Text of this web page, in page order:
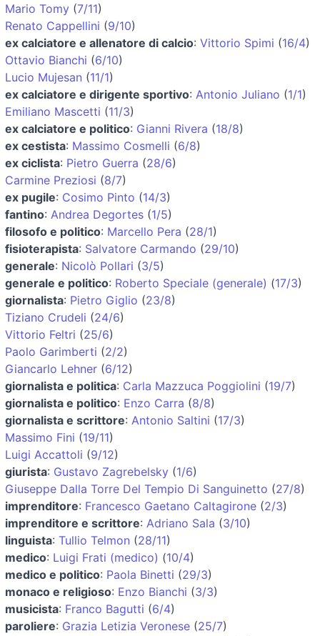
Mario Tomy (7/11)
Renato Cappellini (9/10)
ex calciatore e allenatore di calcio: Vittorio Spimi (16/4)
Ottavio Bianchi (6/10)
Lucio Mujesan (11/1)
ex calciatore e dirigente sportivo: Antonio Juliano (1/1)
Emiliano Mascetti (11/3)
ex calciatore e politico: Gianni Rivera (18/8)
ex cestista: Massimo Cosmelli (6/8)
ex ciclista: Pietro Guerra (28/6)
Carmine Preziosi (8/7)
ex pugile: Cosimo Pinto (14/3)
fantino: Andrea Degortes (1/5)
filosofo e politico: Marcello Pera (28/1)
fisioterapista: Salvatore Carmando (29/10)
generale: Nicolò Pollari (3/5)
generale e politico: Roberto Speciale (generale) (17/3)
giornalista: Pietro Giglio (23/8)
Tiziano Crudeli (24/6)
Vittorio Feltri (25/6)
Paolo Garimberti (2/2)
Giancarlo Lehner (6/12)
giornalista e politica: Carla Mazzuca Poggiolini (19/7)
giornalista e politico: Enzo Carra (8/8)
giornalista e scrittore: Antonio Saltini (17/3)
Massimo Fini (19/11)
Luigi Accattoli (9/12)
giurista: Gustavo Zagrebelsky (1/6)
Giuseppe Dalla Torre Del Tempio Di Sanguinetto (27/8)
imprenditore: Francesco Gaetano Caltagirone (2/3)
imprenditore e scrittore: Adriano Sala (3/10)
linguista: Tullio Telmon (28/11)
medico: Luigi Frati (medico) (10/4)
medico e politico: Paola Binetti (29/3)
monaco e religioso: Enzo Bianchi (3/3)
musicista: Franco Bagutti (6/4)
paroliere: Grazia Letizia Veronese (25/7)